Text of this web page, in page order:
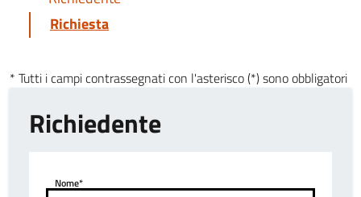
Richiesta
* Tutti i campi contrassegnati con l'asterisco (*) sono obbligatori
Richiedente
Nome*